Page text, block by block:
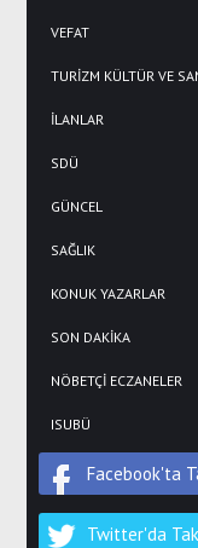
VEFAT
TURİZM KÜLTÜR VE
İLANLAR
SDÜ
GÜNCEL
SAĞLIK
KONUK YAZARLAR
SON DAKİKA
NÖBETÇİ ECZANELER
ISUBÜ
Facebook'ta
Twitter'da